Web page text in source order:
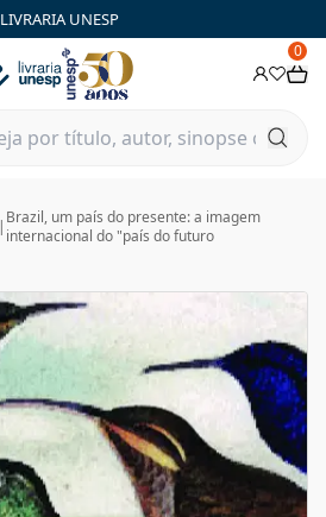
LIVRARIA UNESP
0
| Brazil, um país do presente: a imagem
internacional do "país do futuro